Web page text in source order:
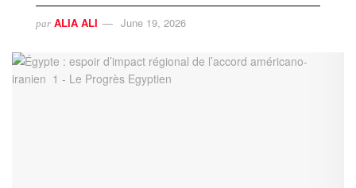
par ALIA ALI June 19, 2026